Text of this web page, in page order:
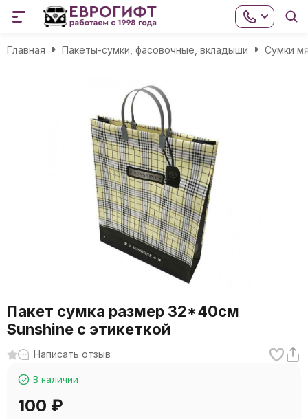
Главная Пакеты-сумки, фасовочные, вкладыши Сумки
Пакет сумка размер 32*40см
Sunshine с этикеткой
Написать отзыв
В наличии
100 ₽